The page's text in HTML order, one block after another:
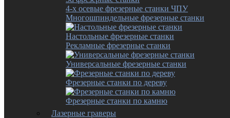
4-х осевые фрезерные станки ЧПУ
Многошпиндельные фрезерные станки
Настольные фрезерные станки
Рекламные фрезерные станки
Универсальные фрезерные станки
Фрезерные станки по дереву
Фрезерные станки по камню
Лазерные граверы